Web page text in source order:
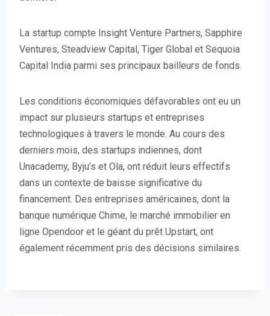
La startup compte Insight Venture Partners, Sapphire
Ventures, Steadview Capital, Tiger Global et Sequoia
Capital India parmi ses principaux bailleurs de fonds.
Les conditions économiques défavorables ont eu un
impact sur plusieurs startups et entreprises
technologiques à travers le monde. Au cours des
derniers mois, des startups indiennes, dont
Unacademy, Byju’s et Ola, ont réduit leurs effectifs
dans un contexte de baisse significative du
financement. Des entreprises américaines, dont la
banque numérique Chime, le marché immobilier en
ligne Opendoor et le géant du prêt Upstart, ont
également récemment pris des décisions similaires.